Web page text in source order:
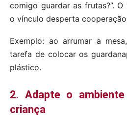
comigo guardar as frutas?”.
o vínculo desperta
Exemplo: ao arrumar a
tarefa de colocar os
plástico.
2. Adapte o
criança